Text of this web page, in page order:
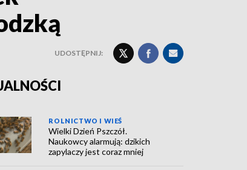
UDOSTĘPNIJ:
ROLNICTWO I WIEŚ
Wielki Dzień Pszczół.
Naukowcy alarmują: dzikich
zapylaczy jest coraz mniej